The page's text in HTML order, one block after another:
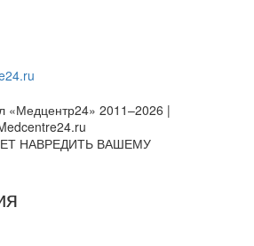
«Медцентр24» 2011–2026 |
НАВРЕДИТЬ ВАШЕМУ